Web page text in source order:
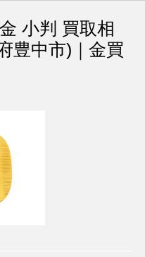
小判 買取相
豊中市)｜金買